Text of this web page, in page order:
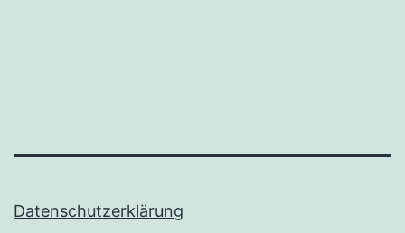
Tour
Mekong
Datenschutzerklärung